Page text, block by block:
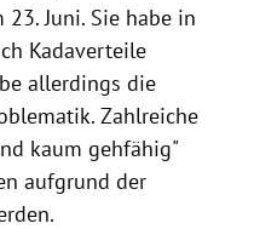
Juni. Sie habe in
Kadaverteile
allerdings die
Zahlreiche
kaum gehfähig"
aufgrund der